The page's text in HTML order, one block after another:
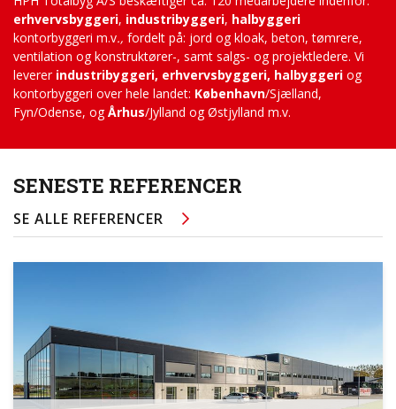
erhvervsbyggeri, industribyggeri, halbyggeri
kontorbyggeri m.v., fordelt på: jord og kloak, beton, tømrere,
ventilation og konstruktører-, samt salgs- og projektledere. Vi
leverer industribyggeri, erhvervsbyggeri, halbyggeri og
kontorbyggeri over hele landet: København/Sjælland,
Fyn/Odense, ogÅrhus/Jylland og Østjylland m.v.
SENESTE REFERENCER
SE ALLE REFERENCER